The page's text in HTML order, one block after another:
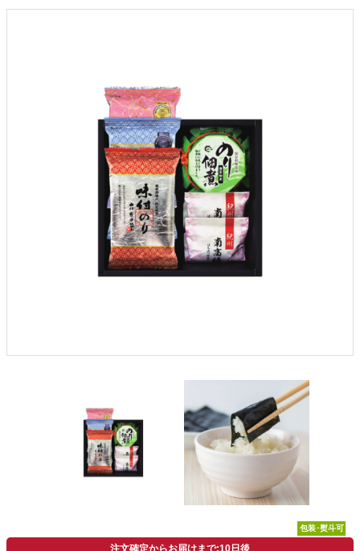
ドメイン指定受信について
無料サンプル・資料請求
包装･熨斗可
注文確定からお届けまで:10日後